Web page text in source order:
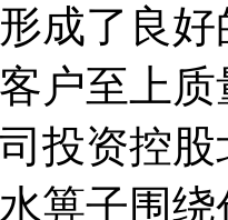
成了良
户至上
投资控
箅子围